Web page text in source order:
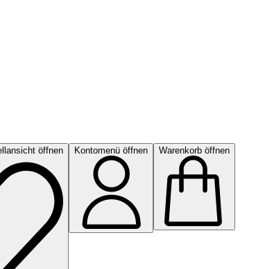
öffnen Kontomenü öffnen Warenkorb öffnen